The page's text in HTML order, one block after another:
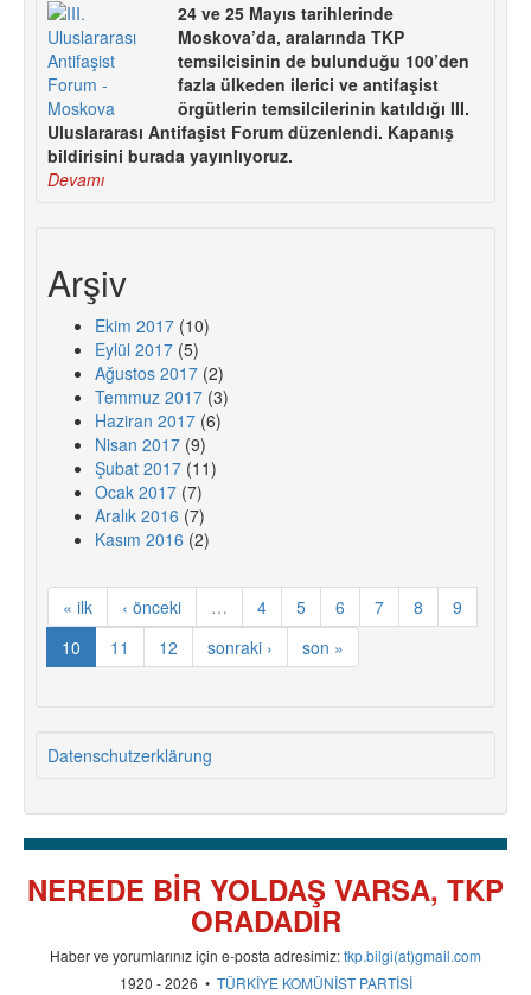
24 ve 25 Mayıs tarihlerinde
Moskova’da, aralarında TKP
temsilcisinin de bulunduğu 100’den
fazla ülkeden ilerici ve antifaşist
örgütlerin temsilcilerinin katıldığı III.
Uluslararası Antifaşist Forum düzenlendi. Kapanış
bildirisini burada yayınlıyoruz.
Devamı
Arşiv
Ekim 2017 (10)
Eylül 2017 (5)
Ağustos 2017 (2)
Temmuz 2017 (3)
Haziran 2017 (6)
Nisan 2017 (9)
Şubat 2017 (11)
Ocak 2017 (7)
Aralık 2016 (7)
Kasım 2016 (2)
« ilk ‹ önceki … 4 5 6 7 8
9
10
11 12 sonraki › son »
Datenschutzerklärung
NEREDE BİR YOLDAŞ VARSA, TKP
ORADADIR
Haber ve yorumlarınız için e-posta adresimiz:tkp.bilgi(at)gmail.com
1920 - 2026 • TÜRKİYE KOMÜNİST PARTİSİ